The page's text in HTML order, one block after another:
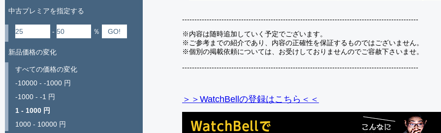
------------------------------------------------------------------------------------------------
※内容は随時追加していく予定でございます。
※ご参考までの紹介であり、内容の正確性を保証するものではございません。
※個別の掲載依頼については、お受けしておりませんのでご容赦下さいませ。
------------------------------------------------------------------------------------------------
＞＞WatchBellの登録はこちら＜＜
中古プレミアを指定する
- ％
新品価格の変化
すべての価格の変化
-10000 - -1000 円
-1000 - -1 円
1 - 1000 円
1000 - 10000 円